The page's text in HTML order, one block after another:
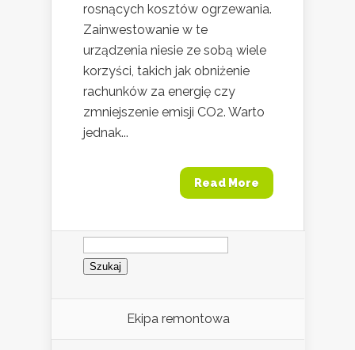
rosnących kosztów ogrzewania.
Zainwestowanie w te
urządzenia niesie ze sobą wiele
korzyści, takich jak obniżenie
rachunków za energię czy
zmniejszenie emisji CO2. Warto
jednak...
Read More
Szukaj:
Ekipa remontowa